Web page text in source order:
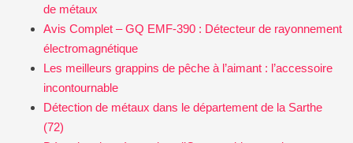
de métaux
Avis Complet – GQ EMF-390 : Détecteur de rayonnement
électromagnétique
Les meilleurs grappins de pêche à l’aimant : l’accessoire
incontournable
Détection de métaux dans le département de la Sarthe
(72)